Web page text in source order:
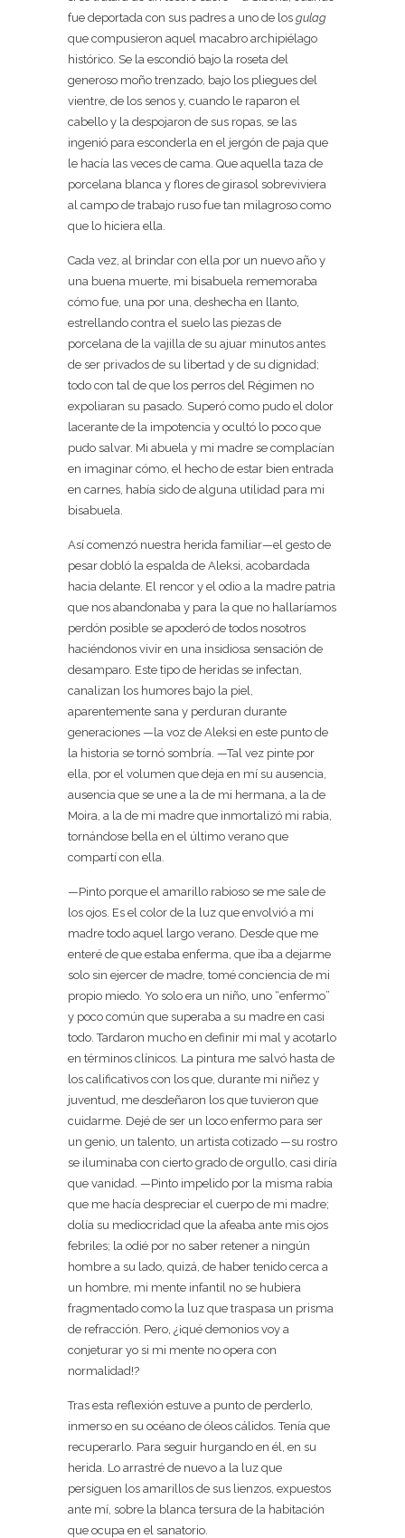
fue deportada con sus padres a uno de los gulag
que compusieron aquel macabro archipiélago
histórico. Se la escondió bajo la roseta del
generoso moño trenzado, bajo los pliegues del
vientre, de los senos y, cuando le raparon el
cabello y la despojaron de sus ropas, se las
ingenió para esconderla en el jergón de paja que
le hacía las veces de cama. Que aquella taza de
porcelana blanca y flores de girasol sobreviviera
al campo de trabajo ruso fue tan milagroso como
que lo hiciera ella.
Cada vez, al brindar con ella por un nuevo año y
una buena muerte, mi bisabuela rememoraba
cómo fue, una por una, deshecha en llanto,
estrellando contra el suelo las piezas de
porcelana de la vajilla de su ajuar minutos antes
de ser privados de su libertad y de su dignidad;
todo con tal de que los perros del Régimen no
expoliaran su pasado. Superó como pudo el dolor
lacerante de la impotencia y ocultó lo poco que
pudo salvar. Mi abuela y mi madre se complacían
en imaginar cómo, el hecho de estar bien entrada
en carnes, había sido de alguna utilidad para mi
bisabuela.
Así comenzó nuestra herida familiar—el gesto de
pesar dobló la espalda de Aleksi, acobardada
hacia delante. El rencor y el odio a la madre patria
que nos abandonaba y para la que no hallaríamos
perdón posible se apoderó de todos nosotros
haciéndonos vivir en una insidiosa sensación de
desamparo. Este tipo de heridas se infectan,
canalizan los humores bajo la piel,
aparentemente sana y perduran durante
generaciones —la voz de Aleksi en este punto de
la historia se tornó sombría. —Tal vez pinte por
ella, por el volumen que deja en mí su ausencia,
ausencia que se une a la de mi hermana, a la de
Moira, a la de mi madre que inmortalizó mi rabia,
tornándose bella en el último verano que
compartí con ella.
—Pinto porque el amarillo rabioso se me sale de
los ojos. Es el color de la luz que envolvió a mi
madre todo aquel largo verano. Desde que me
enteré de que estaba enferma, que iba a dejarme
solo sin ejercer de madre, tomé conciencia de mi
propio miedo. Yo solo era un niño, uno “enfermo”
y poco común que superaba a su madre en casi
todo. Tardaron mucho en definir mi mal y acotarlo
en términos clínicos. La pintura me salvó hasta de
los calificativos con los que, durante mi niñez y
juventud, me desdeñaron los que tuvieron que
cuidarme. Dejé de ser un loco enfermo para ser
un genio, un talento, un artista cotizado —su rostro
se iluminaba con cierto grado de orgullo, casi diría
que vanidad. —Pinto impelido por la misma rabia
que me hacía despreciar el cuerpo de mi madre;
dolía su mediocridad que la afeaba ante mis ojos
febriles; la odié por no saber retener a ningún
hombre a su lado, quizá, de haber tenido cerca a
un hombre, mi mente infantil no se hubiera
fragmentado como la luz que traspasa un prisma
de refracción. Pero, ¿¡qué demonios voy a
conjeturar yo si mi mente no opera con
normalidad!?
Tras esta reflexión estuve a punto de perderlo,
inmerso en su océano de óleos cálidos. Tenía que
recuperarlo. Para seguir hurgando en él, en su
herida. Lo arrastré de nuevo a la luz que
persiguen los amarillos de sus lienzos, expuestos
ante mí, sobre la blanca tersura de la habitación
que ocupa en el sanatorio.